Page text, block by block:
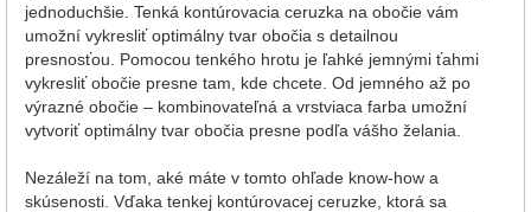
jednoduchšie. Tenká kontúrovacia ceruzka na obočie vám
umožní vykresliť optimálny tvar obočia s detailnou
presnosťou. Pomocou tenkého hrotu je ľahké jemnými ťahmi
vykresliť obočie presne tam, kde chcete. Od jemného až po
výrazné obočie – kombinovateľná a vrstviaca farba umožní
vytvoriť optimálny tvar obočia presne podľa vášho želania.
Nezáleží na tom, aké máte v tomto ohľade know-how a
skúsenosti. Vďaka tenkej kontúrovacej ceruzke, ktorá sa